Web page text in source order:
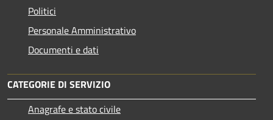
Politici
Personale Amministrativo
Documenti e dati
CATEGORIE DI SERVIZIO
Anagrafe e stato civile